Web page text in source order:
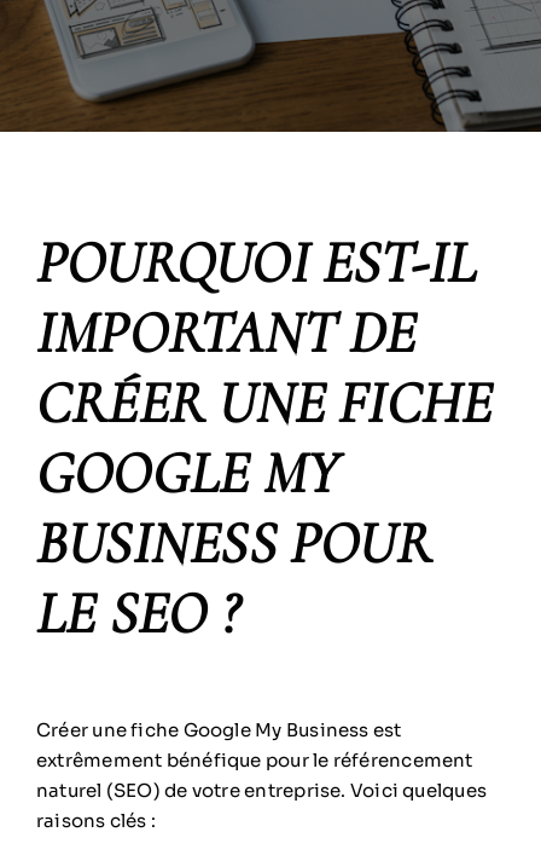
POURQUOI EST-IL
IMPORTANT DE
CRÉER UNE FICHE
GOOGLE MY
BUSINESS POUR
LE SEO ?
Créer une fiche Google My Business est
extrêmement bénéfique pour le référencement
naturel (SEO) de votre entreprise. Voici quelques
raisons clés :